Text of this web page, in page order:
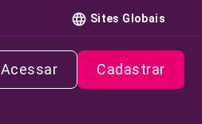
Sites Globais
Acessar Cadastrar